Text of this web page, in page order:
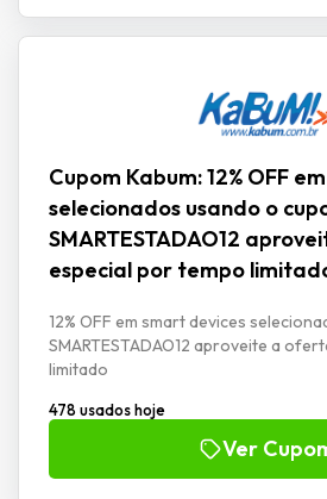
Cupom Kabum: 12% OFF
selecionados usando o
SMARTESTADAO12
especial por tempo
12% OFF em smart devices
SMARTESTADAO12 aproveite a
limitado
478 usados hoje
Ver